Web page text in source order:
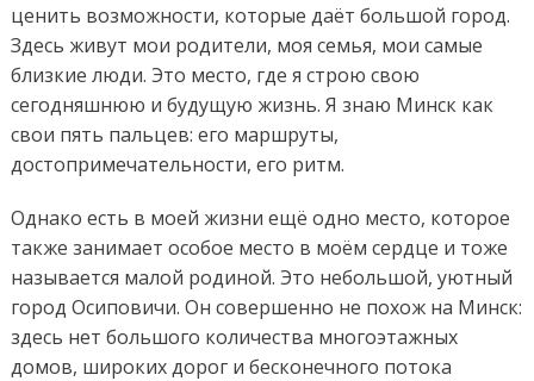
ценить возможности, которые даёт большой город.
Здесь живут мои родители, моя семья, мои самые
близкие люди. Это место, где я строю свою
сегодняшнюю и будущую жизнь. Я знаю Минск как
свои пять пальцев: его маршруты,
достопримечательности, его ритм.
Однако есть в моей жизни ещё одно место, которое
также занимает особое место в моём сердце и тоже
называется малой родиной. Это небольшой, уютный
город Осиповичи. Он совершенно не похож на Минск:
здесь нет большого количества многоэтажных
домов, широких дорог и бесконечного потока